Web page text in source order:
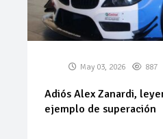
May 03, 2026 887
Adiós Alex Zanardi,
ejemplo de superación